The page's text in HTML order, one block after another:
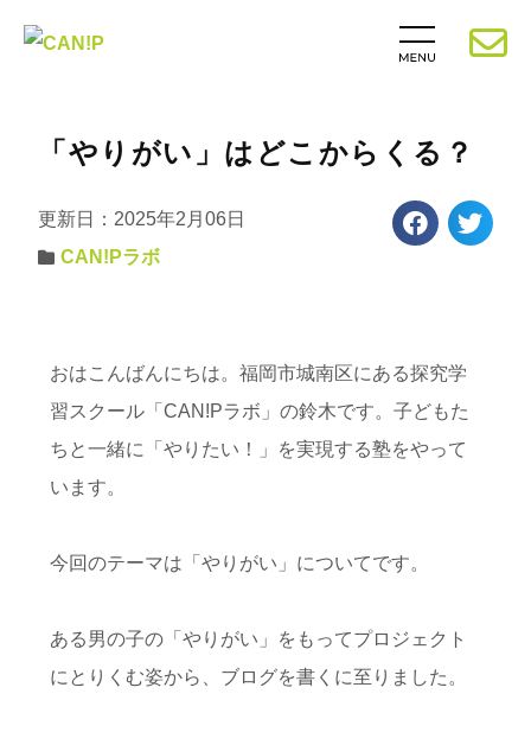
「やりがい」はどこからくる？
更新日：2025年2月06日
CAN!Pラボ
おはこんばんにちは。福岡市城南区にある探究学
習スクール「CAN!Pラボ」の鈴木です。子どもた
ちと一緒に「やりたい！」を実現する塾をやって
います。
今回のテーマは「やりがい」についてです。
ある男の子の「やりがい」をもってプロジェクト
にとりくむ姿から、ブログを書くに至りました。